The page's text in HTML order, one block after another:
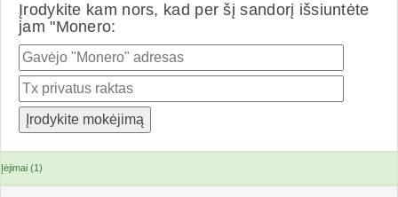
Įrodykite kam nors, kad per šį sandorį išsiuntėte
jam "Monero:
Įėjimai (1)